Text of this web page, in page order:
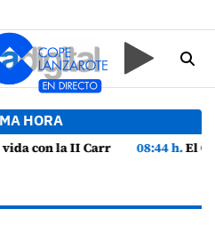
HORA
08:44 h.El Cabildo impulsa la planta de